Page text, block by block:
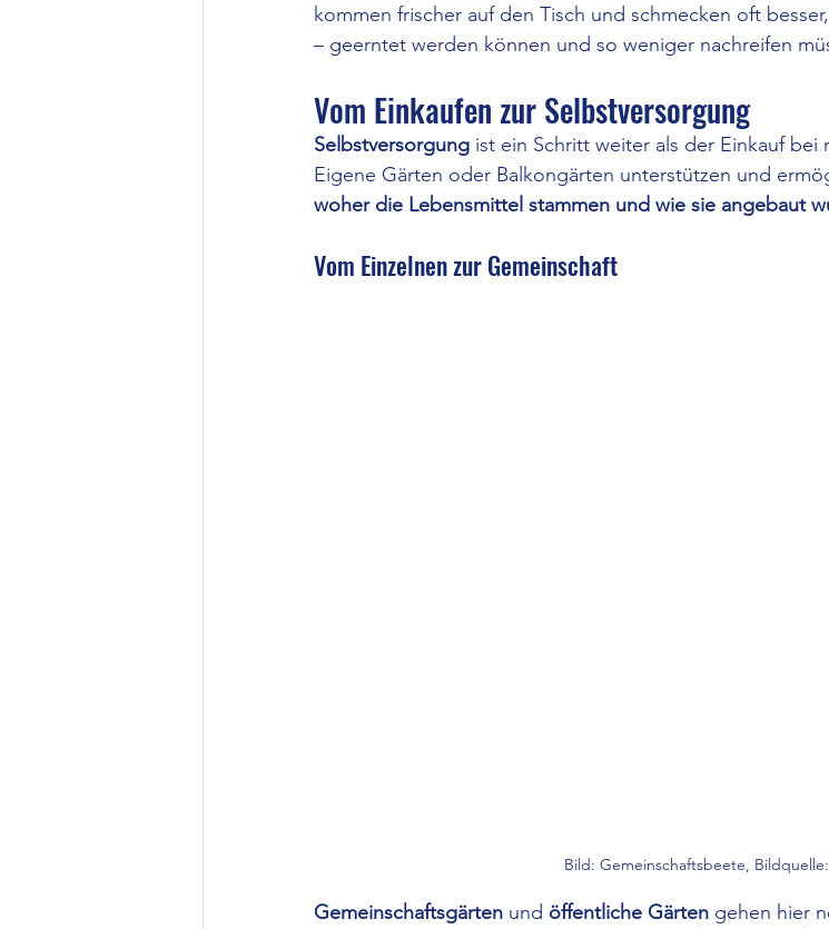
kommen frischer auf den Tisch und schmecken oft
– geerntet werden können und so weniger nachreifen
Vom Einkaufen zur Selbstversorgung
Selbstversorgung ist ein Schritt weiter als der Einkauf
Eigene Gärten oder Balkongärten unterstützen und
woher die Lebensmittel stammen und wie sie angebaut
Vom Einzelnen zur Gemeinschaft
Bild: Gemeinschaftsbeete,
Gemeinschaftsgärten und öffentliche Gärten gehen hier